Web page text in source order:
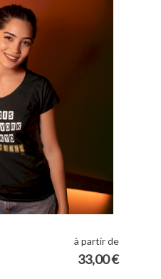
à partir de
33,00 €